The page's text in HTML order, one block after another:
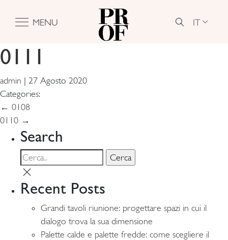
MENU IT
0111
admin | 27 Agosto 2020
Categories:
Navigazione
articoli
← 0108
0110 →
Search
Recent Posts
Grandi tavoli riunione: progettare spazi in cui il
dialogo trova la sua dimensione
Palette calde e palette fredde: come scegliere il